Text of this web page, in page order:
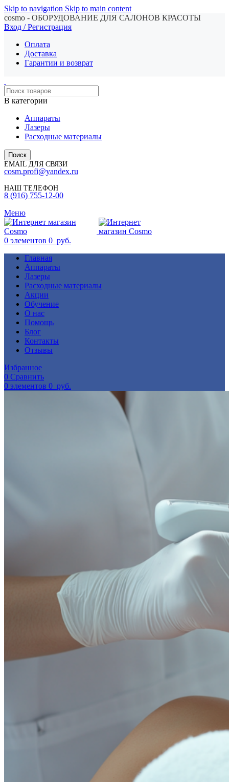
Skip to navigation Skip to main content
cosmo - ОБОРУДОВАНИЕ ДЛЯ САЛОНОВ КРАСОТЫ
Вход / Регистрация
Оплата
Доставка
Гарантии и возврат
В категории
Аппараты
Лазеры
Расходные материалы
Поиск
EMAIL ДЛЯ СВЯЗИ
cosm.profi@yandex.ru
НАШ ТЕЛЕФОН
8 (916) 755-12-00
Меню
0 элементов 0 руб.
Главная
Аппараты
Лазеры
Расходные материалы
Акции
Обучение
О нас
Помощь
Блог
Контакты
Отзывы
Избранное
0 Сравнить
0 элементов 0 руб.